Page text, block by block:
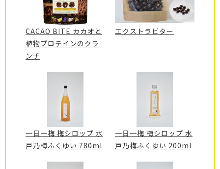
CACAO BITE カカオと
植物プロテインのクラ
ンチ
エクストラビター
一日一梅 梅シロップ 水
戸乃梅ふくゆい 780ml
一日一梅 梅シロップ 水
戸乃梅ふくゆい 200ml